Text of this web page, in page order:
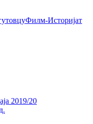
Филм-Историјат
2019/20